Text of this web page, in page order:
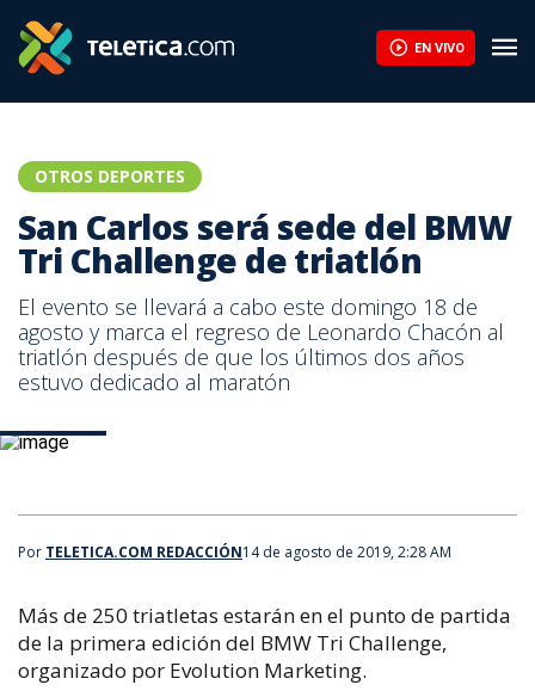
EN VIVO
OTROS DEPORTES
San Carlos será sede del BMW
Tri Challenge de triatlón
El evento se llevará a cabo este domingo 18 de
agosto y marca el regreso de Leonardo Chacón al
triatlón después de que los últimos dos años
estuvo dedicado al maratón
Por TELETICA.COM REDACCIÓN14 de agosto de 2019, 2:28 AM
Más de 250 triatletas estarán en el punto de partida
de la primera edición del BMW Tri Challenge,
organizado por Evolution Marketing.